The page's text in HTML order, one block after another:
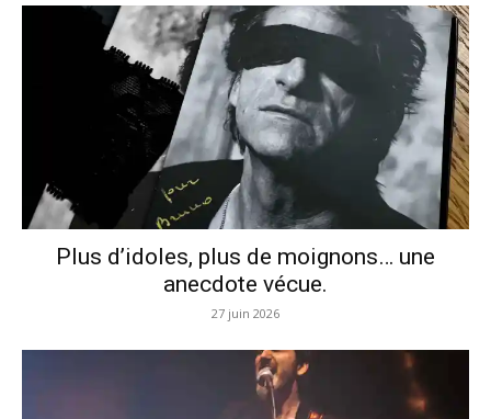
Plus d’idoles, plus de moignons… une
anecdote vécue.
27 juin 2026